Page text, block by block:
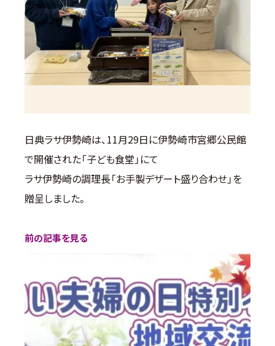
日典ラサ伊勢崎は、11月29日に伊勢崎市宮郷公民館
で開催された「子ども食堂」にて
ラサ伊勢崎の調理長「お手製デザート盛り合わせ」を
贈呈しました。
前の記事を見る